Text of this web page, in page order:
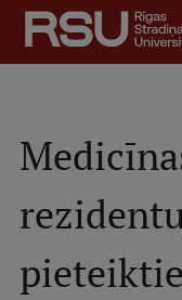
Pārlekt
galveno
saturu
Mobile
augšējā
izvēlne
Studentiem
Absolventiem